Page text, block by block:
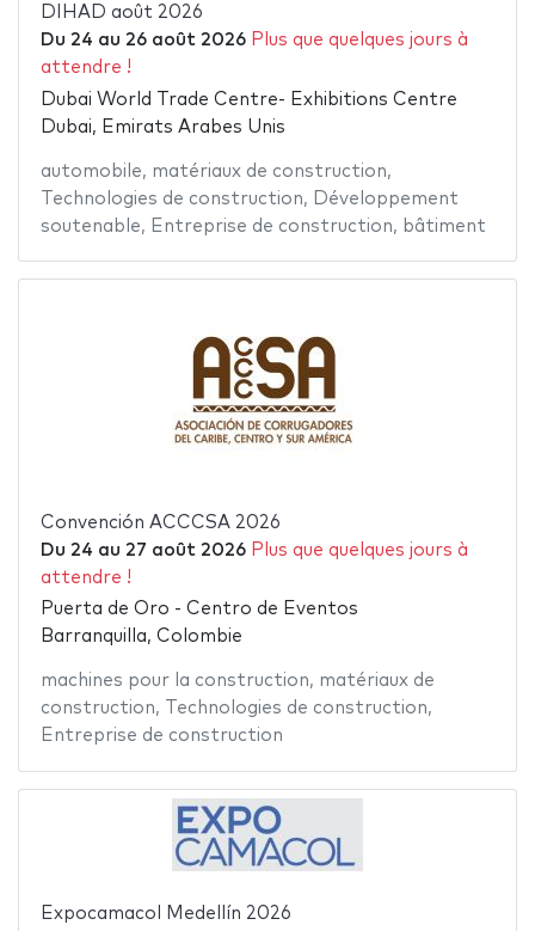
DIHAD août 2026
Du 24 au 26 août 2026 Plus que quelques jours à
attendre !
Dubai World Trade Centre- Exhibitions Centre
Dubai, Emirats Arabes Unis
automobile, matériaux de construction,
Technologies de construction,
Développement
soutenable, Entreprise de construction, bâtiment
Convención ACCCSA 2026
Du 24 au 27 août 2026 Plus que quelques jours à
attendre !
Puerta de Oro - Centro de Eventos
Barranquilla, Colombie
machines pour la construction, matériaux de
construction, Technologies de construction,
Entreprise de construction
Expocamacol Medellín 2026